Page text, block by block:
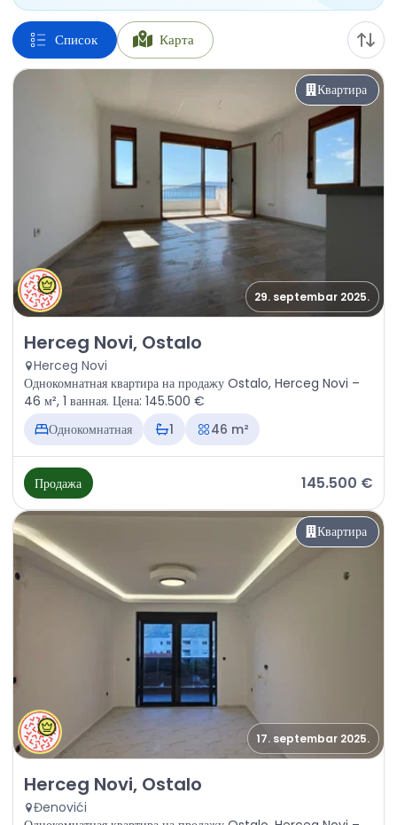
Список Карта
Квартира
29. septembar 2025.
Продажа - Квартира Herceg Novi, Ostalo
Herceg Novi, Ostalo
Herceg Novi
Однокомнатная квартира на продажу Ostalo, Herceg Novi –
46 м², 1 ванная. Цена: 145.500 €
Однокомнатная
1 46 m²
Продажа 145.500 €
Квартира
17. septembar 2025.
Продажа - Квартира Herceg Novi, Ostalo
Herceg Novi, Ostalo
Đenovići